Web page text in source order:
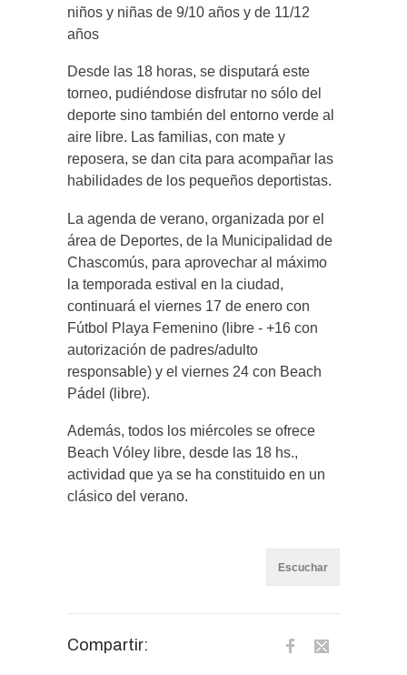
niños y niñas de 9/10 años y de 11/12
años
Desde las 18 horas, se disputará este
torneo, pudiéndose disfrutar no sólo del
deporte sino también del entorno verde al
aire libre. Las familias, con mate y
reposera, se dan cita para acompañar las
habilidades de los pequeños deportistas.
La agenda de verano, organizada por el
área de Deportes, de la Municipalidad de
Chascomús, para aprovechar al máximo
la temporada estival en la ciudad,
continuará el viernes 17 de enero con
Fútbol Playa Femenino (libre - +16 con
autorización de padres/adulto
responsable) y el viernes 24 con Beach
Pádel (libre).
Además, todos los miércoles se ofrece
Beach Vóley libre, desde las 18 hs.,
actividad que ya se ha constituido en un
clásico del verano.
Escuchar
Compartir: